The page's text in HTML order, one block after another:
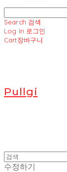
Search 검색
Log In 로그인
Cart장바구니
Pullgi
수정하기